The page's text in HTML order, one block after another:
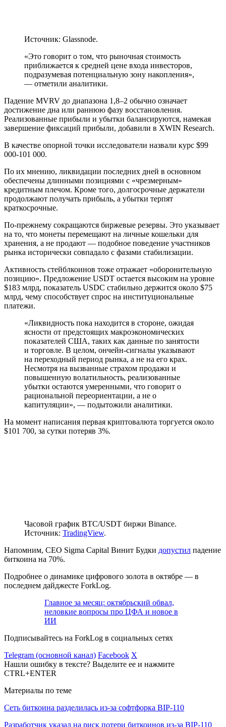
Источник: Glassnode.
«Это говорит о том, что рыночная стоимость
приближается к средней цене входа инвесторов,
подразумевая потенциальную зону накопления»,
— отметили аналитики.
Падение MVRV до диапазона 1,8–2 обычно означает
достижение дна или раннюю фазу восстановления.
Реализованные прибыли и убытки балансируются, намекая
завершение фиксаций прибыли, добавили в XWIN Research.
В качестве опорной точки исследователи назвали курс $99
000-101 000.
По их мнению, ликвидации последних дней в основном
обеспечены длинными позициями с «чрезмерным»
кредитным плечом. Кроме того, долгосрочные держатели
продолжают получать прибыль, а убытки терпят
краткосрочные.
По-прежнему сокращаются биржевые резервы. Это указывает
на то, что монеты перемещают на личные кошельки для
хранения, а не продают — подобное поведение участников
рынка исторически совпадало с фазами стабилизации.
Активность стейблкоинов тоже отражает «оборонительную
позицию». Предложение USDT остается высоким на уровне
$183 млрд, показатель USDC стабильно держится около $75
млрд, чему способствует спрос на институциональные
платежи.
«Ликвидность пока находится в стороне, ожидая
ясности от предстоящих макроэкономических
показателей США, таких как данные по занятости
и торговле. В целом, ончейн-сигналы указывают
на переходный период рынка, а не на его крах.
Несмотря на вызванные страхом продажи и
повышенную волатильность, реализованные
убытки остаются умеренными, что говорит о
рациональной переориентации, а не о
капитуляции», — подытожили аналитики.
На момент написания первая криптовалюта торгуется около
$101 700, за сутки потеряв 3%.
Часовой график BTC/USDT биржи Binance.
Источник: TradingView.
Напомним, CEO Sigma Capital Винит Будки допустил падение
биткоина на 70%.
Подробнее о динамике цифрового золота в октябре — в
последнем дайджесте ForkLog.
Главное за месяц: октябрьский обвал,
неловкие вопросы про ЦФА и новое в
ИИ
Подписывайтесь на ForkLog в социальных сетях
Telegram (основной канал) Facebook X
Нашли ошибку в тексте? Выделите ее и нажмите
CTRL+ENTER
Материалы по теме
Сеть биткоина разделилась из-за софтфорка BIP-110
Разработчик указал на риск потери биткоинов из-за BIP-110